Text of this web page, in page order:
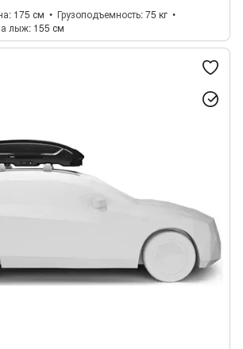
175 см Грузоподъемность 75 кг
лыж 155 см